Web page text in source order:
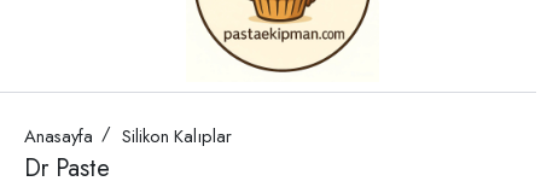
Anasayfa Silikon Kalıplar
Dr Paste